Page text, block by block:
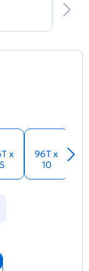
x
5
96T x
10